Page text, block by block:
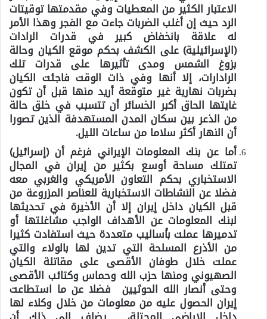
الاعتبار الكثير من المعطيات وفي مقدمتها توقيتات
الرد حيث إن أغلب الضربات جاءت مع الفجر وهذا الأمر
له علاقة بانخفاض كبير في قدرات الرادات
(الإسرائيلية) على الكشف بحكم موقع الكيان وحالة
بزوغ الشمس ومدى تأثيرها على قدرات تلك
الرادارات، إلا أنها وفي ذات الوقت فاجئت الكيان
بضربات نهارية غير متوقعة أريد منها قبل أن تكون
غايتها الحاق أكبر الخسائر أن تتسبب في خلق حالة
من الذعر بين سكان المدن المستهدفة الذين تصورا
أن النهار أكثر سلاما من ساعات الليل.
أما عن بنك المعلومات الإيراني فرغم أن (إسرائيل)
تمتلك مساحة أوسع بكثير من إيران في المجال
الاستخباري بحكم التعاون الأمريكي والغربي معه
فضلا عن النشاطات الاستخبارية للعناصر المزروعة من
قبل الكيان داخل إيران إلا أن الأخيرة في تحديثها
لبنك المعلومات عن الأهداف الواجب مشاغلتها أو
تدميرها عملت بأساليب متعددة حيث استفادت كثيرا
من الأذرع المسلحة التي تدين لها بالولاء والتي
عملت خلال طوفان الأقصى على مقاتلة الكيان
الصهيوني ومنها حزب الله وحماس وكتائب الأقصى
وحتى أنصار الله الحوثيين فضلا عن ما استطاعت
إيران الحصول عليه من معلومات من خلال وكلاء لها